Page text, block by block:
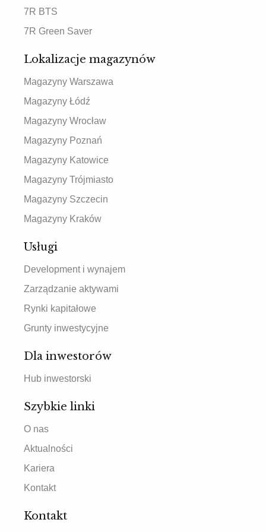
7R BTS
7R Green Saver
Lokalizacje magazynów
Magazyny Warszawa
Magazyny Łódź
Magazyny Wrocław
Magazyny Poznań
Magazyny Katowice
Magazyny Trójmiasto
Magazyny Szczecin
Magazyny Kraków
Usługi
Development i wynajem
Zarządzanie aktywami
Rynki kapitałowe
Grunty inwestycyjne
Dla inwestorów
Hub inwestorski
Szybkie linki
O nas
Aktualności
Kariera
Kontakt
Kontakt